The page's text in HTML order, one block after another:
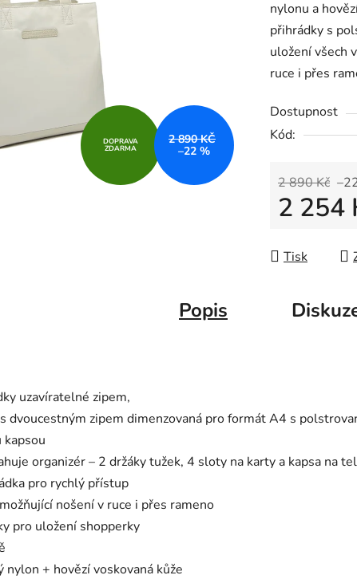
0,0
z
5
hvězdiček.
nylonu a
přihrádky s
uložení všech
ruce i přes
Dostupnost
Kód:
2 890 Kč
2 254
Tisk
DOPRAVA
ZDARMA
2 890 KČ
–22 %
Popis
uzavíratelné zipem,
dvoucestným zipem dimenzovaná pro formát A4 s
kapsou
organizér – 2 držáky tužek, 4 sloty na karty a kapsa na
pro rychlý přístup
nošení v ruce i přes rameno
pro uložení shopperky
+ hovězí voskovaná kůže